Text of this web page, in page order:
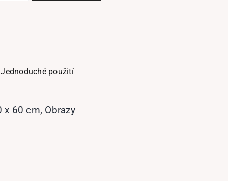
Jednoduché použití
x 60 cm, Obrazy